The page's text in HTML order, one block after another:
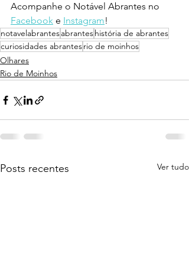
Acompanhe o Notável Abrantes no
Facebook e Instagram!
notavelabrantesabranteshistória de abrantes
curiosidades abrantesrio de moinhos
Olhares
Rio de Moinhos
Posts recentes Ver tudo